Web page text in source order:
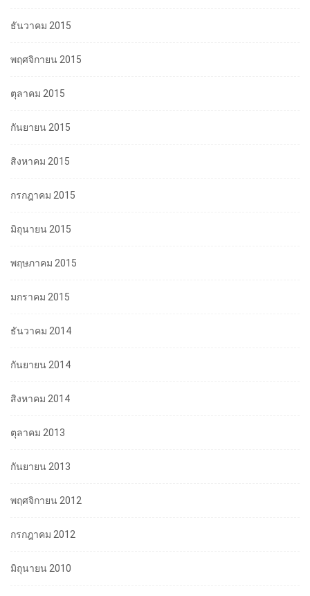
ธันวาคม 2015
พฤศจิกายน 2015
ตุลาคม 2015
กันยายน 2015
สิงหาคม 2015
กรกฎาคม 2015
มิถุนายน 2015
พฤษภาคม 2015
มกราคม 2015
ธันวาคม 2014
กันยายน 2014
สิงหาคม 2014
ตุลาคม 2013
กันยายน 2013
พฤศจิกายน 2012
กรกฎาคม 2012
มิถุนายน 2010